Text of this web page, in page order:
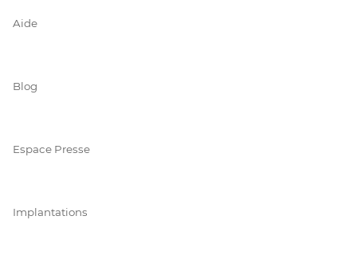
Aide
Blog
Espace Presse
Implantations